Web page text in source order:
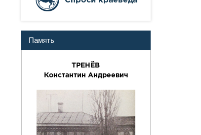
Память
ТРЕНЁВ
Константин Андреевич